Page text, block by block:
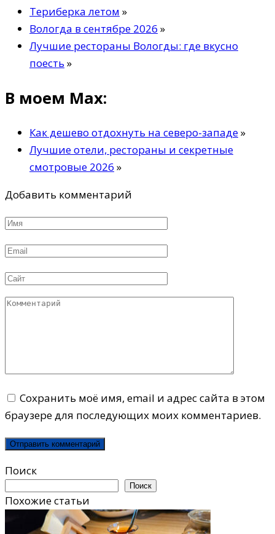
Териберка летом »
Вологда в сентябре 2026 »
Лучшие рестораны Вологды: где вкусно
поесть »
В моем Max:
Как дешево отдохнуть на северо-западе»
Лучшие отели, рестораны и секретные
смотровые 2026 »
Добавить комментарий
Имя
Email
Сайт
Комментарий
Сохранить моё имя, email и адрес сайта в этом
браузере для последующих моих комментариев.
Поиск
Поиск
Похожие статьи